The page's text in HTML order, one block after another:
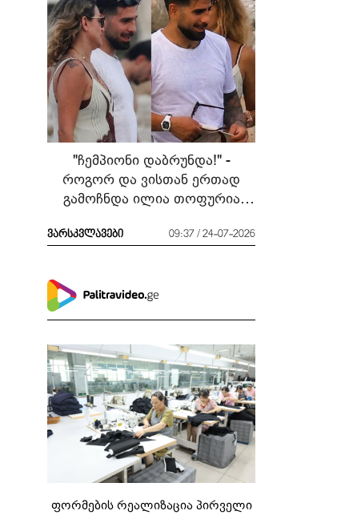
"ჩემპიონი დაბრუნდა!" -
როგორ და ვისთან ერთად
გამოჩნდა ილია თოფურია
ვარსკვლავები 09:37 / 24-07-2026
ფორმების რეალიზაცია პირველი